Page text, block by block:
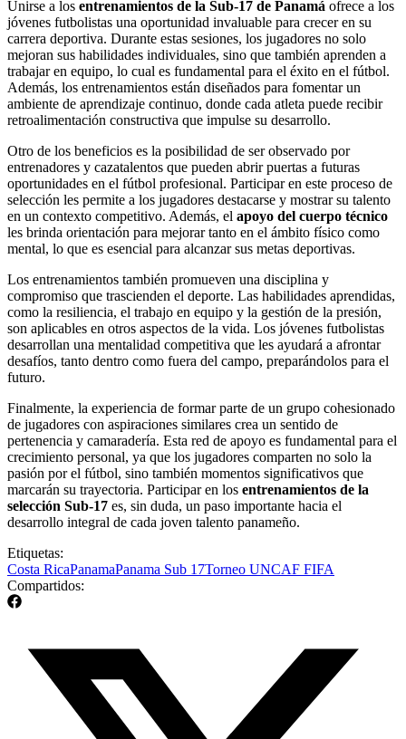
Unirse a los entrenamientos de la Sub-17 de Panamá ofrece a los
jóvenes futbolistas una oportunidad invaluable para crecer en su
carrera deportiva. Durante estas sesiones, los jugadores no solo
mejoran sus habilidades individuales, sino que también aprenden a
trabajar en equipo, lo cual es fundamental para el éxito en el fútbol.
Además, los entrenamientos están diseñados para fomentar un
ambiente de aprendizaje continuo, donde cada atleta puede recibir
retroalimentación constructiva que impulse su desarrollo.
Otro de los beneficios es la posibilidad de ser observado por
entrenadores y cazatalentos que pueden abrir puertas a futuras
oportunidades en el fútbol profesional. Participar en este proceso de
selección les permite a los jugadores destacarse y mostrar su talento
en un contexto competitivo. Además, el apoyo del cuerpo técnico
les brinda orientación para mejorar tanto en el ámbito físico como
mental, lo que es esencial para alcanzar sus metas deportivas.
Los entrenamientos también promueven una disciplina y
compromiso que trascienden el deporte. Las habilidades aprendidas,
como la resiliencia, el trabajo en equipo y la gestión de la presión,
son aplicables en otros aspectos de la vida. Los jóvenes futbolistas
desarrollan una mentalidad competitiva que les ayudará a afrontar
desafíos, tanto dentro como fuera del campo, preparándolos para el
futuro.
Finalmente, la experiencia de formar parte de un grupo cohesionado
de jugadores con aspiraciones similares crea un sentido de
pertenencia y camaradería. Esta red de apoyo es fundamental para el
crecimiento personal, ya que los jugadores comparten no solo la
pasión por el fútbol, sino también momentos significativos que
marcarán su trayectoria. Participar en los entrenamientos de la
selección Sub-17 es, sin duda, un paso importante hacia el
desarrollo integral de cada joven talento panameño.
Etiquetas:
Costa RicaPanamaPanama Sub 17Torneo UNCAF FIFA
Compartidos: